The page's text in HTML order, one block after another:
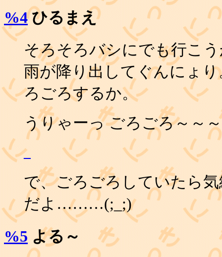
%4ひるまえ
そろそろバシにでも行こ
雨が降り出してぐんにょ
ろごろするか。
うりゃーっ ごろごろ～～～
_
で、ごろごろしていたら
だよ………(;_;)
%5 よる～